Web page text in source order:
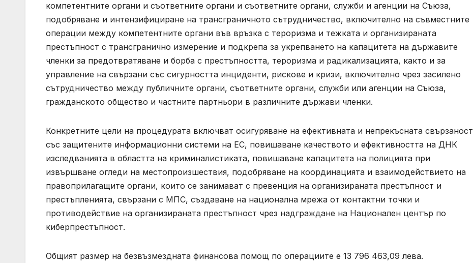
компетентните органи и съответните органи и съответните органи, служби и агенции на Съюза,
подобряване и интензифициране на трансграничното сътрудничество, включително на съвместните
операции между компетентните органи във връзка с тероризма и тежката и организираната
престъпност с трансгранично измерение и подкрепа за укрепването на капацитета на държавите
членки за предотвратяване и борба с престъпността, тероризма и радикализацията, както и за
управление на свързани със сигурността инциденти, рискове и кризи, включително чрез засилено
сътрудничество между публичните органи, съответните органи, служби или агенции на Съюза,
гражданското общество и частните партньори в различните държави членки.
Конкретните цели на процедурата включват осигуряване на ефективната и непрекъсната свързаност
със защитените информационни системи на ЕС, повишаване качеството и ефективността на ДНК
изследванията в областта на криминалистиката, повишаване капацитета на полицията при
извършване огледи на местопроизшествия, подобряване на координацията и взаимодействието на
правоприлагащите органи, които се занимават с превенция на организираната престъпност и
престъпленията, свързани с МПС, създаване на национална мрежа от контактни точки и
противодействие на организираната престъпност чрез надграждане на Национален център по
киберпрестъпност.
Общият размер на безвъзмездната финансова помощ по операциите е 13 796 463,09 лева.